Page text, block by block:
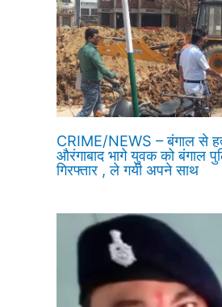
CRIME/NEWS – बंगाल से
औरंगाबाद भागे युवक को बंगाल
गिरफ्तार , ले गयी अपने साथ